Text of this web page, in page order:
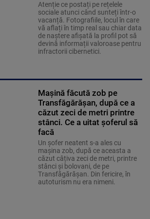
Atenție ce postați pe rețelele
sociale atunci când sunteți într-o
vacanță. Fotografiile, locul în care
vă aflați în timp real sau chiar data
de naștere afișată la profil pot să
devină informații valoroase pentru
infractorii cibernetici.
Mașină făcută zob pe
Transfăgărășan, după ce a
căzut zeci de metri printre
stânci. Ce a uitat șoferul să
facă
Un șofer neatent s-a ales cu
mașina zob, după ce aceasta a
căzut câțiva zeci de metri, printre
stânci și bolovani, de pe
Transfăgărășan. Din fericire, în
autoturism nu era nimeni.